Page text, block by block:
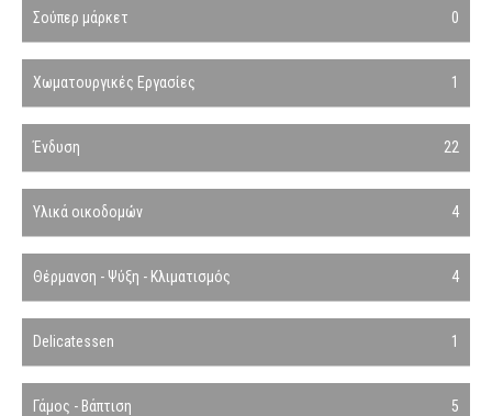
Σούπερ μάρκετ 0
Χωματουργικές Εργασίες 1
Ένδυση 22
Υλικά οικοδομών 4
Θέρμανση - Ψύξη - Κλιματισμός 4
Delicatessen 1
Γάμος - Βάπτιση 5